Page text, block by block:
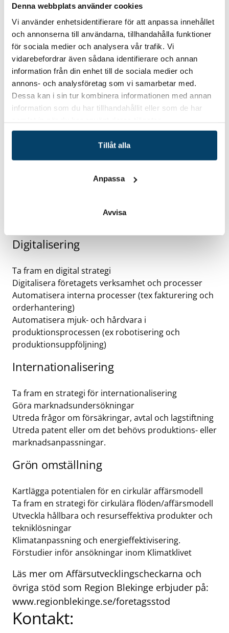
Denna webbplats använder cookies
Vi använder enhetsidentifierare för att anpassa innehållet
och annonserna till användarna, tillhandahålla funktioner
för sociala medier och analysera vår trafik. Vi
vidarebefordrar även sådana identifierare och annan
information från din enhet till de sociala medier och
annons- och analysföretag som vi samarbetar med.
Dessa kan i sin tur kombinera informationen med annan
information som du har tillhandahållit eller som de har
Tillåt alla
Anpassa
Avvisa
Affärsutvecklingscheckar
Affärsutvecklingscheckar är EU-medel för att
kickstarta Blekinge efter pandemin. Checkarna
kan sökas av livskraftiga företag med ett behov
av att möta de nya förutsättningarna och som
har kapacitet och vilja att utvecklas. Checkarna
riktar sig till företag som har 1-249 anställda
kan sökas för att ta in en extern
expertkompetens i form av köp av konsult eller
projektanställning. Företag kan beviljas stöd
mellan 25 000 och 200 000 kr. Stödet uppgår till
och grön omställning. Exempel på insatser
Digitalisering
Ta fram en digital strategi
Digitalisera företagets verksamhet och processer
Automatisera interna processer (tex fakturering och
orderhantering)
Automatisera mjuk- och hårdvara i
produktionsprocessen (ex robotisering och
produktionsuppföljning)
Internationalisering
Ta fram en strategi för internationalisering
Göra marknadsundersökningar
Utreda frågor om försäkringar, avtal och lagstiftning
Utreda patent eller om det behövs produktions- eller
marknadsanpassningar.
Grön omställning
Kartlägga potentialen för en cirkulär affärsmodell
Ta fram en strategi för cirkulära flöden/affärsmodell
Utveckla hållbara och resurseffektiva produkter och
tekniklösningar
Klimatanpassning och energieffektivisering.
Förstudier inför ansökningar inom Klimatklivet
Läs mer om Affärsutvecklingscheckarna och
övriga stöd som Region Blekinge erbjuder på:
www.regionblekinge.se/foretagsstod
Kontakt: